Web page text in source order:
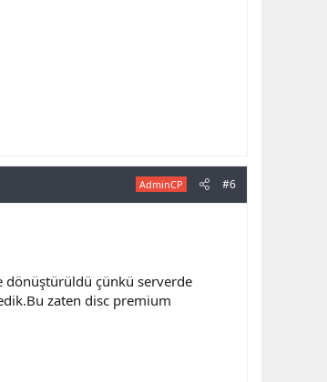
AdminCP #6
dönüştürüldü çünkü serverde
zaten disc premium